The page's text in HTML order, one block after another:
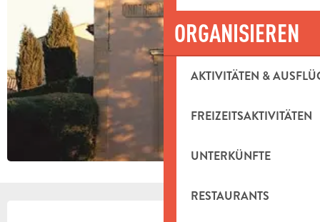
ORGANISIEREN
AKTIVITÄTEN &
FREIZEITSAKTIVITÄTEN
UNTERKÜNFTE
RESTAURANTS